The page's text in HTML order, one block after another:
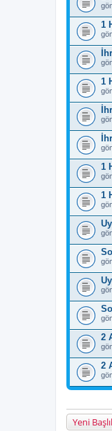
1
1
1
1
2
2
Yeni